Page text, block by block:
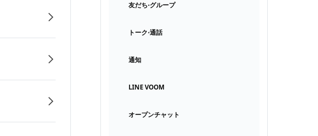
友だち⋅グループ
トーク⋅通話
通知
LINE VOOM
オープンチャット